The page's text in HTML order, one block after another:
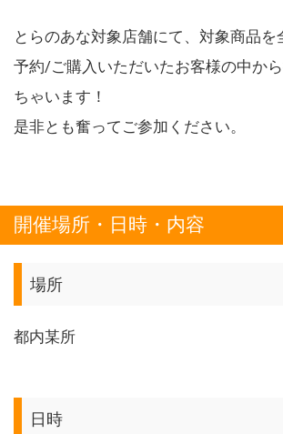
とらのあな対象店舗にて、対象商品を
予約/ご購入いただいたお客様の中か
ちゃいます！
是非とも奮ってご参加ください。
開催場所・日時・内容
場所
都内某所
日時